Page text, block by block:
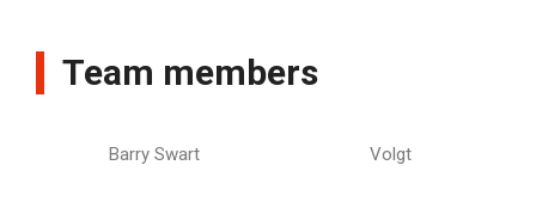
Team members
Barry Swart Volgt